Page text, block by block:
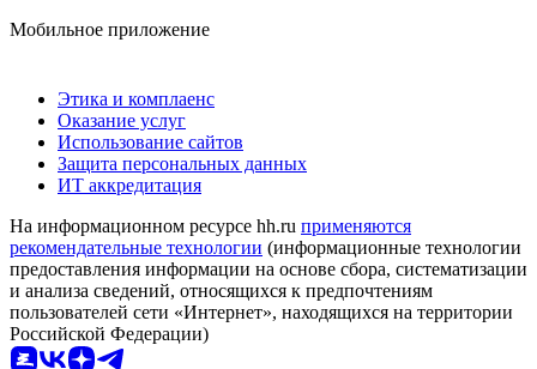
Мобильное приложение
Этика и комплаенс
Оказание услуг
Использование сайтов
Защита персональных данных
ИТ аккредитация
На информационном ресурсе hh.ru применяются
рекомендательные технологии (информационные технологии
предоставления информации на основе сбора, систематизации
и анализа сведений, относящихся к предпочтениям
пользователей сети «Интернет», находящихся на территории
Российской Федерации)